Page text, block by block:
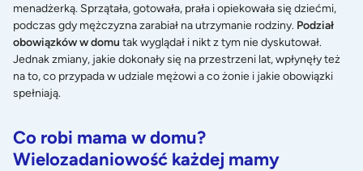
menadżerką. Sprzątała, gotowała, prała i opiekowała się dziećmi,
podczas gdy mężczyzna zarabiał na utrzymanie rodziny. Podział
obowiązków w domu tak wyglądał i nikt z tym nie dyskutował.
Jednak zmiany, jakie dokonały się na przestrzeni lat, wpłynęły też
na to, co przypada w udziale mężowi a co żonie i jakie obowiązki
spełniają.
Co robi mama w domu?
Wielozadaniowość każdej mamy